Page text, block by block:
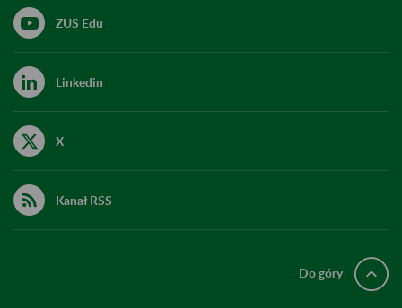
ZUS Edu
Linkedin
X
Kanał RSS
Do góry